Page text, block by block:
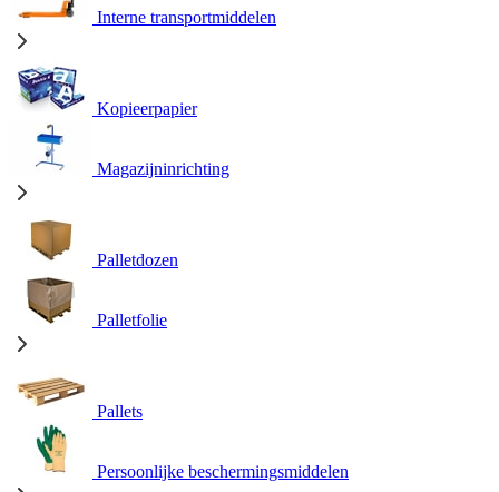
Interne transportmiddelen
Kopieerpapier
Magazijninrichting
Palletdozen
Palletfolie
Pallets
Persoonlijke beschermingsmiddelen